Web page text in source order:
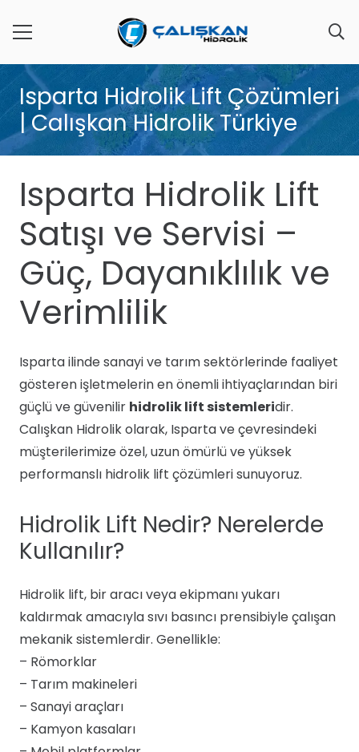
Isparta Hidrolik Lift Çözümleri
| Calışkan Hidrolik Türkiye
Isparta Hidrolik Lift
Satışı ve Servisi –
Güç, Dayanıklılık ve
Verimlilik
Isparta ilinde sanayi ve tarım sektörlerinde faaliyet
gösteren işletmelerin en önemli ihtiyaçlarından biri
güçlü ve güvenilir hidrolik lift sistemleridir.
Calışkan Hidrolik olarak, Isparta ve çevresindeki
müşterilerimize özel, uzun ömürlü ve yüksek
performanslı hidrolik lift çözümleri sunuyoruz.
Hidrolik Lift Nedir? Nerelerde
Kullanılır?
Hidrolik lift, bir aracı veya ekipmanı yukarı
kaldırmak amacıyla sıvı basıncı prensibiyle çalışan
mekanik sistemlerdir. Genellikle:
– Römorklar
– Tarım makineleri
– Sanayi araçları
– Kamyon kasaları